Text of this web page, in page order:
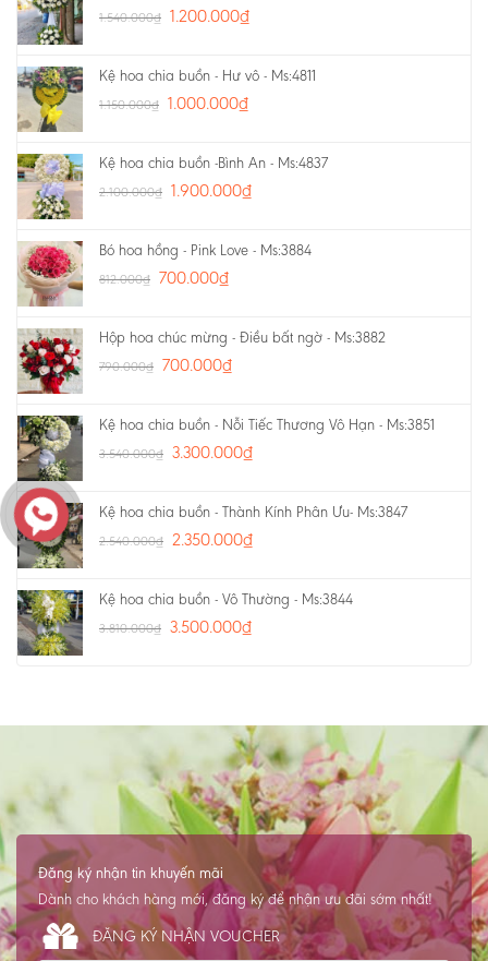
1.540.000₫ 1.200.000₫
Kệ hoa chia buồn - Hư vô - Ms:4811
1.150.000₫ 1.000.000₫
Kệ hoa chia buồn -Bình An - Ms:4837
2.100.000₫ 1.900.000₫
Bó hoa hồng - Pink Love - Ms:3884
812.000₫ 700.000₫
Hộp hoa chúc mừng - Điều bất ngờ - Ms:3882
790.000₫ 700.000₫
Kệ hoa chia buồn - Nỗi Tiếc Thương Vô Hạn - Ms:3851
3.540.000₫ 3.300.000₫
Kệ hoa chia buồn - Thành Kính Phân Ưu- Ms:3847
2.540.000₫ 2.350.000₫
Kệ hoa chia buồn - Vô Thường - Ms:3844
3.810.000₫ 3.500.000₫
Đăng ký nhận tin khuyến mãi
Dành cho khách hàng mới, đăng ký để nhận ưu đãi sớm nhất!
ĐĂNG KÝ NHẬN VOUCHER